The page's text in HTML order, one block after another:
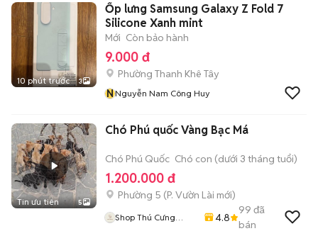
10 phút trước 3
Ốp lưng Samsung Galaxy Z Fold 7
Silicone Xanh mint
Mới Còn bảo hành
9.000 đ
Phường Thanh Khê Tây
NNguyễn Nam Công Huy
Tin ưu tiên 5
Chó Phú quốc Vàng Bạc Má
Chó Phú Quốc Chó con (dưới 3 tháng tuổi)
1.200.000 đ
Phường 5 (P. Vườn Lài mới)
Shop Thú Cưng
4.8
99 đã
bán